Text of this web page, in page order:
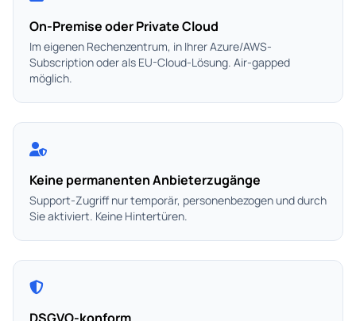
On-Premise oder Private Cloud
Im eigenen Rechenzentrum, in Ihrer Azure/AWS-
Subscription oder als EU-Cloud-Lösung. Air-gapped
möglich.
Keine permanenten Anbieterzugänge
Support-Zugriff nur temporär, personenbezogen und durch
Sie aktiviert. Keine Hintertüren.